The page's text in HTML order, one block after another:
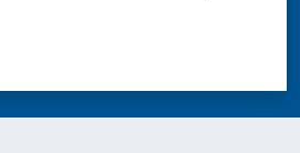
stelle su 5
su 5
5